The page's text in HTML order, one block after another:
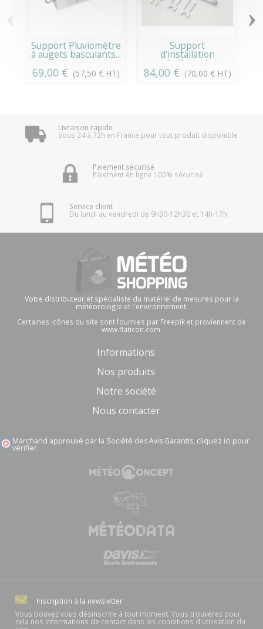
Support Pluviomètre
à augets basculants...
69,00 € (57,50 € HT)
Support
d'installation
(rallonge)
84,00 € (70,00 € HT)
›
Livraison rapide
Sous 24 à 72h en France pour tout produit disponible
Paiement sécurisé
Paiement en ligne 100% sécurisé
Service client
Du lundi au vendredi de 9h30-12h30 et 14h-17h
Votre distributeur et spécialiste du matériel de mesures pour la
météorologie et l'environnement.
Certaines icônes du site sont fournies par Freepik et proviennent de
www.flaticon.com.
Informations
Nos produits
Notre société
Nous contacter
Marchand approuvé par la Société des Avis Garantis, cliquez ici pour
vérifier.
Inscription à la newsletter
Vous pouvez vous désinscrire à tout moment. Vous trouverez pour
cela nos informations de contact dans les conditions d'utilisation du